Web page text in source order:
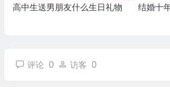
高中生送男朋友什么生日礼物 结婚十
评论 0 访客 0